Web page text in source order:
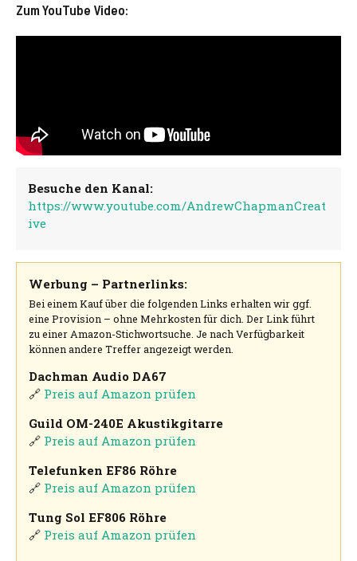
Zum YouTube Video:
Besuche den Kanal:
https://www.youtube.com/AndrewChapmanCreat
ive
Werbung – Partnerlinks:
Bei einem Kauf über die folgenden Links erhalten wir ggf.
eine Provision – ohne Mehrkosten für dich. Der Link führt
zu einer Amazon-Stichwortsuche. Je nach Verfügbarkeit
können andere Treffer angezeigt werden.
Dachman Audio DA67
🔗 Preis auf Amazon prüfen
Guild OM-240E Akustikgitarre
🔗 Preis auf Amazon prüfen
Telefunken EF86 Röhre
🔗 Preis auf Amazon prüfen
Tung Sol EF806 Röhre
🔗 Preis auf Amazon prüfen